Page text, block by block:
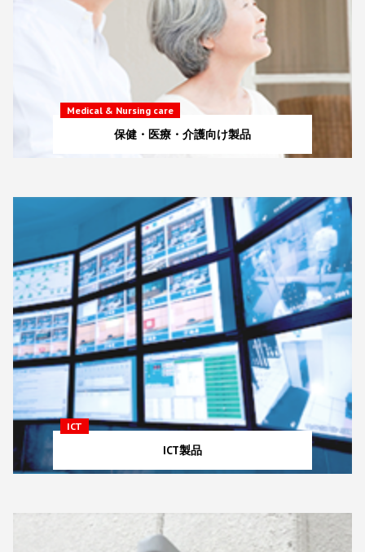
Medical & Nursing care
保健・医療・介護向け製品
ICT
ICT製品